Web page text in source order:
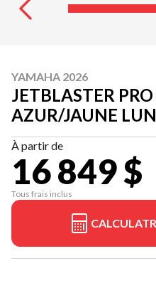
YAMAHA 2026
JETBLASTER
AZUR/JAUNE
À partir de
16 849 $
Tous frais inclus